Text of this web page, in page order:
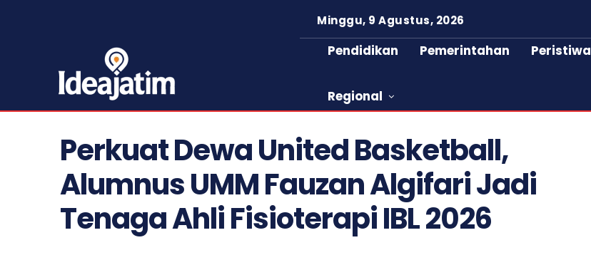
Minggu, 9 Agustus, 2026
Pendidikan Pemerintahan Peristiwa
Regional
Perkuat Dewa United Basketball,
Alumnus UMM Fauzan Algifari Jadi
Tenaga Ahli Fisioterapi IBL 2026